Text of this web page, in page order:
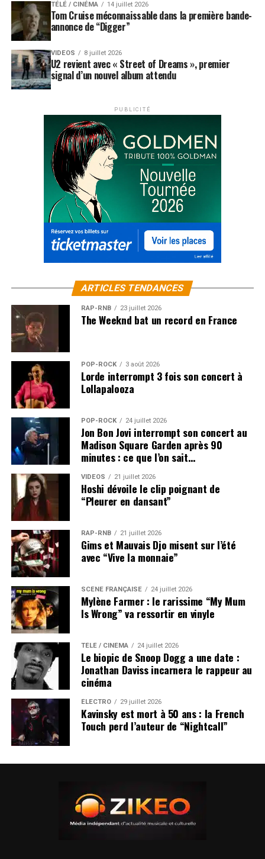
TÉLÉ / CINÉMA 14 juillet 2026
Tom Cruise méconnaissable dans la première bande-
annonce de “Digger”
VIDEOS 8 juillet 2026
U2 revient avec « Street of Dreams », premier
signal d’un nouvel album attendu
PUBLICITÉ
ARTICLES TENDANCES
RAP-RNB 23 juillet 2026
The Weeknd bat un record en France
POP-ROCK 3 août 2026
Lorde interrompt 3 fois son concert à
Lollapalooza
POP-ROCK 24 juillet 2026
Jon Bon Jovi interrompt son concert au
Madison Square Garden après 90
minutes : ce que l’on sait…
VIDEOS 21 juillet 2026
Hoshi dévoile le clip poignant de
“Pleurer en dansant”
RAP-RNB 21 juillet 2026
Gims et Mauvais Djo misent sur l’été
avec “Vive la monnaie”
SCÈNE FRANÇAISE 24 juillet 2026
Mylène Farmer : le rarissime “My Mum
Is Wrong” va ressortir en vinyle
TÉLÉ / CINÉMA 24 juillet 2026
Le biopic de Snoop Dogg a une date :
Jonathan Daviss incarnera le rappeur au
cinéma
ÉLECTRO 29 juillet 2026
Kavinsky est mort à 50 ans : la French
Touch perd l’auteur de “Nightcall”